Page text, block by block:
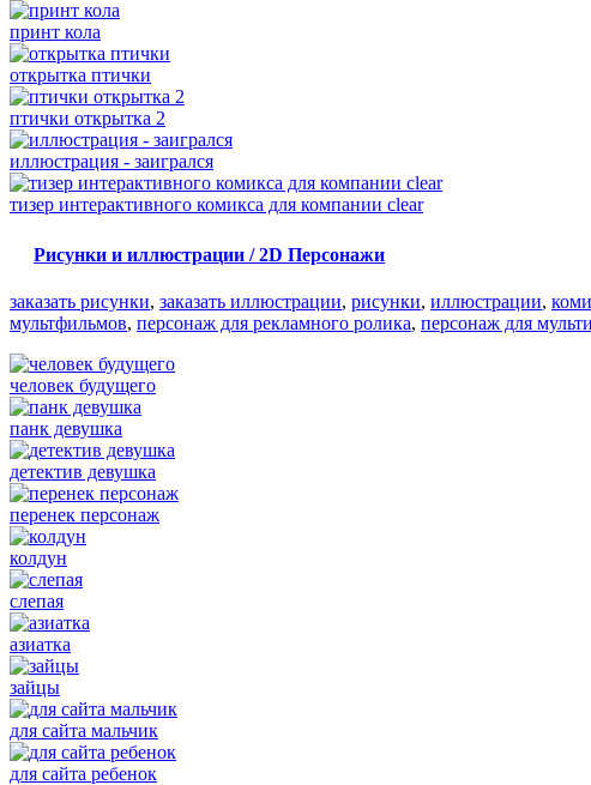
принт кола
открытка птички
птички открытка 2
иллюстрация - заигрался
тизер интерактивного комикса для компании clear
Рисунки и иллюстрации / 2D Персонажи
заказать рисунки, заказать иллюстрации, рисунки, иллюстрации,
мультфильмов, персонаж для рекламного ролика, персонаж для
человек будущего
панк девушка
детектив девушка
перенек персонаж
колдун
слепая
азиатка
зайцы
для сайта мальчик
для сайта ребенок